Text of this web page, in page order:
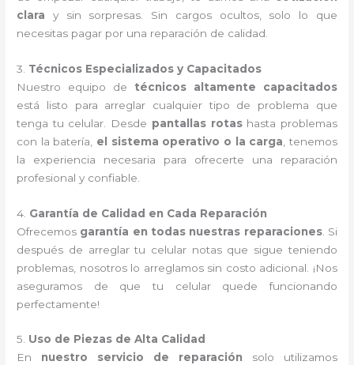
clara y sin sorpresas. Sin cargos ocultos, solo lo que
necesitas pagar por una reparación de calidad.
3. Técnicos Especializados y Capacitados
Nuestro equipo de técnicos altamente capacitados
está listo para arreglar cualquier tipo de problema que
tenga tu celular. Desde pantallas rotashasta problemas
con la batería, el sistema operativo o la carga , tenemos
la experiencia necesaria para ofrecerte una reparación
profesional y confiable.
4. Garantía de Calidad en Cada Reparación
Ofrecemos garantía en todas nuestras reparaciones. Si
después de arreglar tu celular notas que sigue teniendo
problemas, nosotros lo arreglamos sin costo adicional. ¡Nos
aseguramos de que tu celular quede funcionando
perfectamente!
5. Uso de Piezas de Alta Calidad
En nuestro servicio de reparación solo utilizamos